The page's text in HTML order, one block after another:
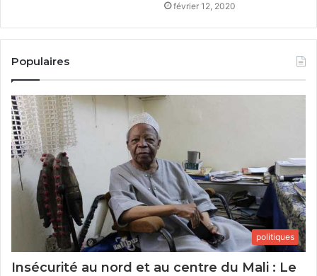
février 12, 2020
Populaires
politiques
Insécurité au nord et au centre du Mali : Le